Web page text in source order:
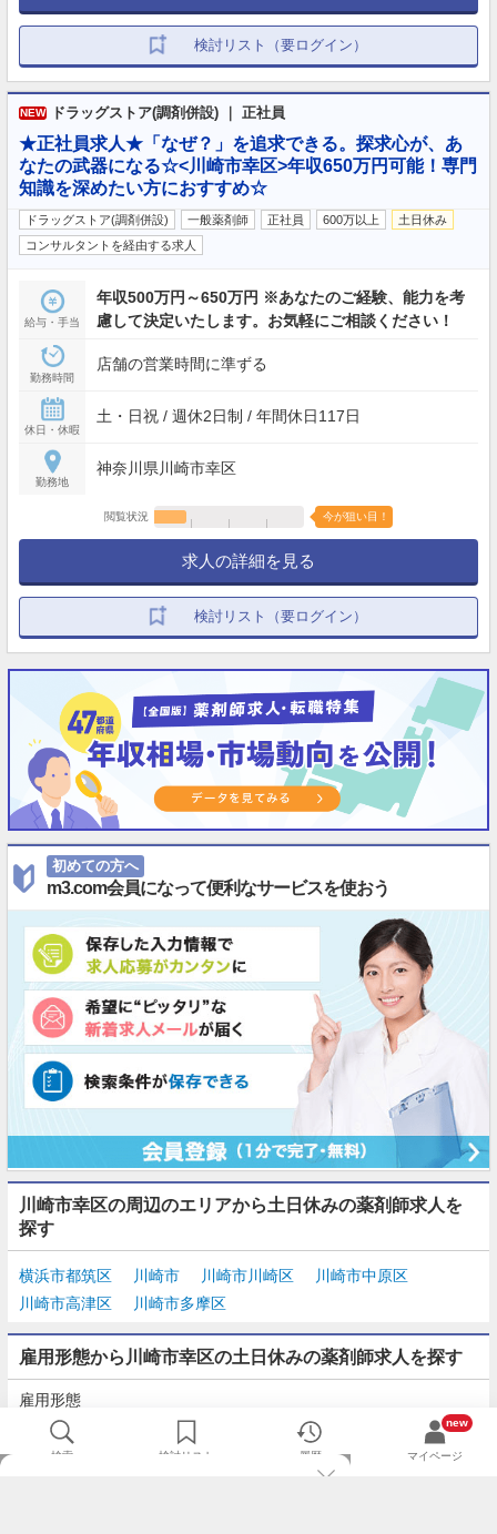
検討リスト（要ログイン）
NEW ドラッグストア(調剤併設) ｜ 正社員
★正社員求人★「なぜ？」を追求できる。探求心が、あ
なたの武器になる☆<川崎市幸区>年収650万円可能！専門
知識を深めたい方におすすめ☆
ドラッグストア(調剤併設) 一般薬剤師 正社員 600万以上
土日休み
コンサルタントを経由する求人
給与・手当
年収500万円～650万円 ※あなたのご経験、能力を考
慮して決定いたします。お気軽にご相談ください！
勤務時間
店舗の営業時間に準ずる
休日・休暇
土・日祝 / 週休2日制 / 年間休日117日
勤務地
神奈川県川崎市幸区
閲覧状況 今が狙い目！
求人の詳細を見る
検討リスト（要ログイン）
初めての方へ
m3.com会員になって便利なサービスを使おう
川崎市幸区の周辺のエリアから土日休みの薬剤師求人を
探す
横浜市都筑区 川崎市 川崎市川崎区
川崎市中原区
川崎市高津区
川崎市多摩区
雇用形態から川崎市幸区の土日休みの薬剤師求人を探す
雇用形態
正社員
派遣 パート・アルバイト
検索 検討リスト 履歴
new
マイページ